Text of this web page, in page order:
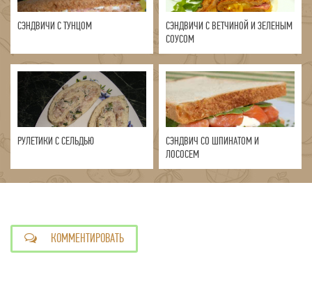
СЭНДВИЧИ С ТУНЦОМ
СЭНДВИЧИ С ВЕТЧИНОЙ И ЗЕЛЕНЫМ
СОУСОМ
РУЛЕТИКИ С СЕЛЬДЬЮ
СЭНДВИЧ СО ШПИНАТОМ И
ЛОСОСЕМ
КОММЕНТИРОВАТЬ